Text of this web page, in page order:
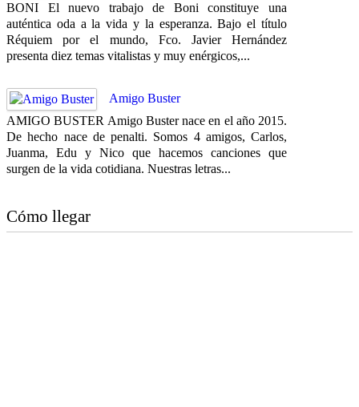
BONI El nuevo trabajo de Boni constituye una
auténtica oda a la vida y la esperanza. Bajo el título
Réquiem por el mundo, Fco. Javier Hernández
presenta diez temas vitalistas y muy enérgicos,...
Amigo Buster
AMIGO BUSTER Amigo Buster nace en el año 2015.
De hecho nace de penalti. Somos 4 amigos, Carlos,
Juanma, Edu y Nico que hacemos canciones que
surgen de la vida cotidiana. Nuestras letras...
Cómo llegar